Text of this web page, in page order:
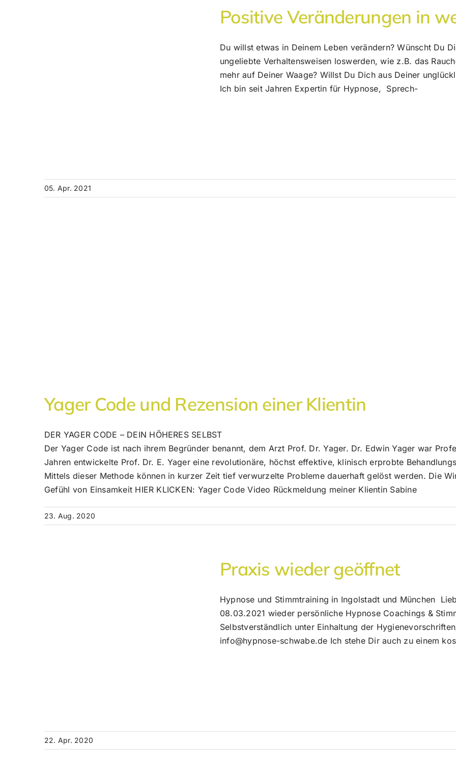
Positive Veränderungen in
Du willst etwas in Deinem Leben verändern? Wünscht Du
ungeliebte Verhaltensweisen loswerden, wie z.B. das
mehr auf Deiner Waage? Willst Du Dich aus Deiner
Ich bin seit Jahren Expertin für Hypnose, Sprech-
05. Apr. 2021
Yager Code und Rezension einer Klientin
DER YAGER CODE – DEIN HÖHERES SELBST
Der Yager Code ist nach ihrem Begründer benannt, dem Arzt Prof. Dr. Yager. Dr. Edwin Yager war
Jahren entwickelte Prof. Dr. E. Yager eine revolutionäre, höchst effektive, klinisch erprobte
Mittels dieser Methode können in kurzer Zeit tief verwurzelte Probleme dauerhaft gelöst werden. Die
Gefühl von Einsamkeit HIER KLICKEN: Yager Code Video Rückmeldung meiner Klientin Sabine
23. Aug. 2020
Praxis wieder geöffnet
Hypnose und Stimmtraining in Ingolstadt und München
08.03.2021 wieder persönliche Hypnose Coachings &
Selbstverständlich unter Einhaltung der
info@hypnose-schwabe.de Ich stehe Dir auch zu einem
22. Apr. 2020